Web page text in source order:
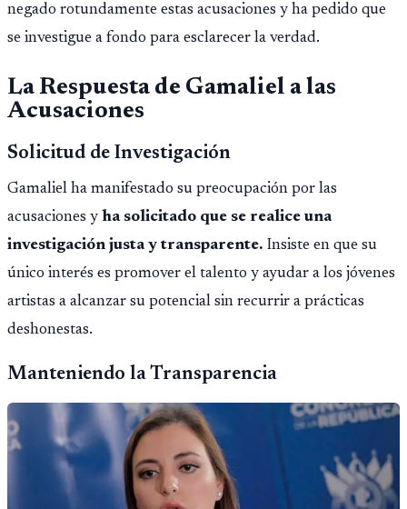
negado rotundamente estas acusaciones y ha pedido que
se investigue a fondo para esclarecer la verdad.
La Respuesta de Gamaliel a las
Acusaciones
Solicitud de Investigación
Gamaliel ha manifestado su preocupación por las
acusaciones y ha solicitado que se realice una
investigación justa y transparente. Insiste en que su
único interés es promover el talento y ayudar a los jóvenes
artistas a alcanzar su potencial sin recurrir a prácticas
deshonestas.
Manteniendo la Transparencia